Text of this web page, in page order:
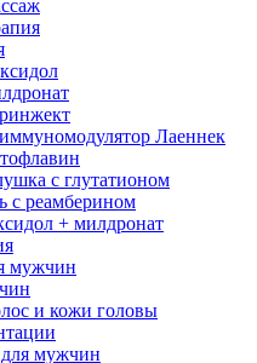
Лаеннек
с глутатионом
с реамберином
+ милдронат
мужчин
и кожи головы
мужчин